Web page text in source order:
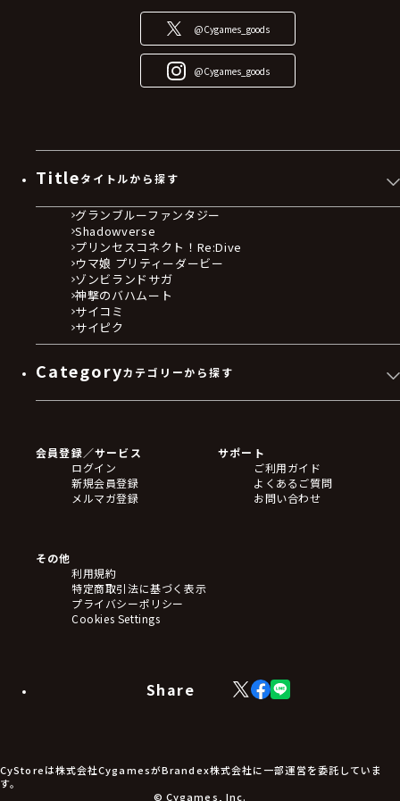
@Cygames_goods
@Cygames_goods
Titleタイトルから探す
グランブルーファンタジー
Shadowverse
プリンセスコネクト！Re:Dive
ウマ娘 プリティーダービー
ゾンビランドサガ
神撃のバハムート
サイコミ
サイピク
Categoryカテゴリーから探す
フィギュア
アクリルスタンド
バッジ
キーホルダー・ストラップ
ステッカー・シール・カード
タペストリー・ポスター
アームサポーター
ブレードホルダー
食品・飲料品
アパレル小物
アクセサリー
会員登録／サービス
ログイン
新規会員登録
メルマガ登録
サポート
ご利用ガイド
よくあるご質問
お問い合わせ
その他
利用規約
特定商取引法に基づく表示
プライバシーポリシー
Cookies Settings
Share
X
(Twitter)
Facebook
LINE
CyStoreは株式会社CygamesがBrandex株式会社に一部運営を委託していま
す。
© Cygames, Inc.